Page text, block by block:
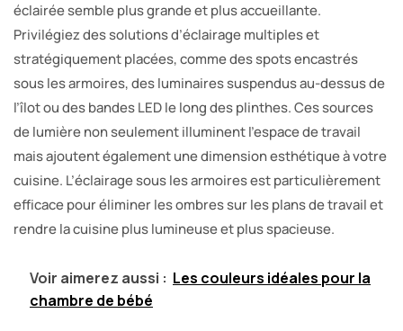
éclairée semble plus grande et plus accueillante.
Privilégiez des solutions d’éclairage multiples et
stratégiquement placées, comme des spots encastrés
sous les armoires, des luminaires suspendus au-dessus de
l’îlot ou des bandes LED le long des plinthes. Ces sources
de lumière non seulement illuminent l’espace de travail
mais ajoutent également une dimension esthétique à votre
cuisine. L’éclairage sous les armoires est particulièrement
efficace pour éliminer les ombres sur les plans de travail et
rendre la cuisine plus lumineuse et plus spacieuse.
Voir aimerez aussi : Les couleurs idéales pour la
chambre de bébé